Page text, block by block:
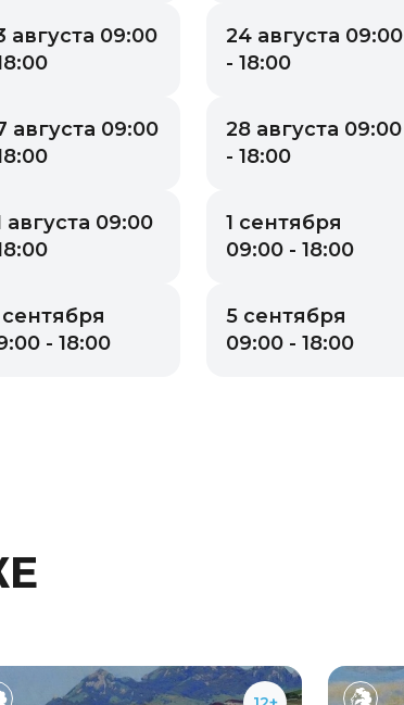
августа 09:00
24 августа 09:00
- 18:00
августа 09:00
28 августа 09:00
- 18:00
августа 09:00
1 сентября
09:00 - 18:00
- 18:00
5 сентября
09:00 - 18:00